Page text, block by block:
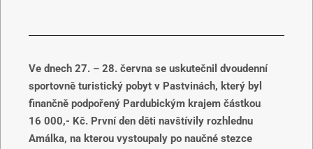
Ve dnech 27. – 28. června se uskutečnil dvoudenní
sportovně turistický pobyt v Pastvinách, který byl
finančně podpořený Pardubickým krajem částkou
16 000,- Kč. První den děti navštívily rozhlednu
Amálka, na kterou vystoupaly po naučné stezce